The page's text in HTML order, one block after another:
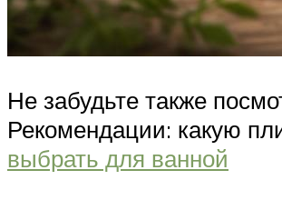
Не забудьте также
Рекомендации: какую
выбрать для ванной